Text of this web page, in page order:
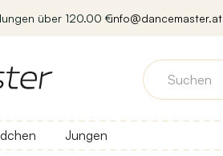
über 120.00 €info@dancemaster.at
Jungen